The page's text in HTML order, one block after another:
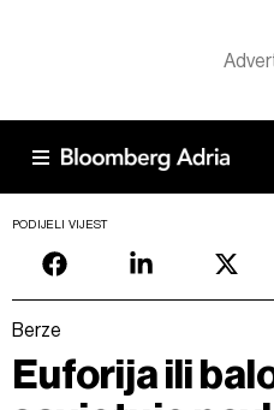
PODIJELI VIJEST
Berze
Euforija ili